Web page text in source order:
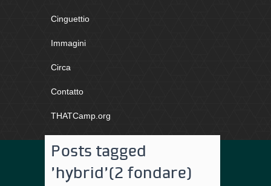
Cinguettio
Immagini
Circa
Contatto
THATCamp.org
Posts tagged
'hybrid'(2 fondare)